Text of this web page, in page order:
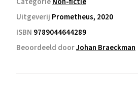
Uitgeverij Prometheus, 2020
ISBN 9789044644289
Beoordeeld doorJohan Braeckman